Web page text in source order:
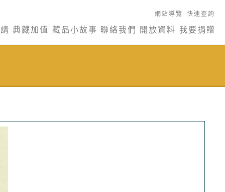
網站導覽 快速查詢
典藏加值 藏品小故事 聯絡我們 開放資料 我要捐贈